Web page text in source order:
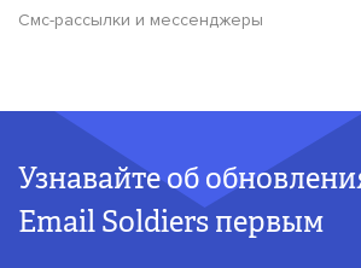
Смс-рассылки и мессенджеры
Узнавайте об
Email Soldiers первым